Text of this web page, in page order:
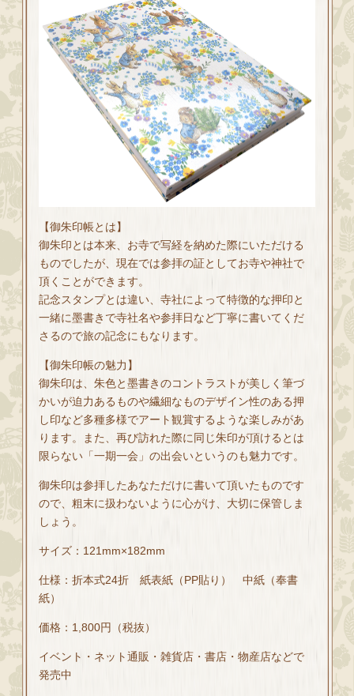
【御朱印帳とは】
御朱印とは本来、お寺で写経を納めた際にいただける
ものでしたが、現在では参拝の証としてお寺や神社で
頂くことができます。
記念スタンプとは違い、寺社によって特徴的な押印と
一緒に墨書きで寺社名や参拝日など丁寧に書いてくだ
さるので旅の記念にもなります。
【御朱印帳の魅力】
御朱印は、朱色と墨書きのコントラストが美しく筆づ
かいが迫力あるものや繊細なものデザイン性のある押
し印など多種多様でアート観賞するような楽しみがあ
ります。また、再び訪れた際に同じ朱印が頂けるとは
限らない「一期一会」の出会いというのも魅力です。
御朱印は参拝したあなただけに書いて頂いたものです
ので、粗末に扱わないように心がけ、大切に保管しま
しょう。
サイズ：121mm×182mm
仕様：折本式24折 紙表紙（PP貼り） 中紙（奉書
紙）
価格：1,800円（税抜）
イベント・ネット通販・雑貨店・書店・物産店などで
発売中